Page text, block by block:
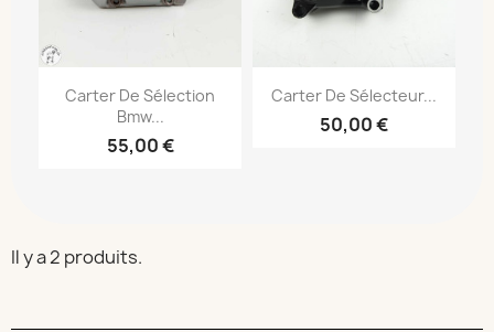
Carter De Sélection
Bmw...
55,00 €
Carter De Sélecteur...
50,00 €
Il y a 2 produits.